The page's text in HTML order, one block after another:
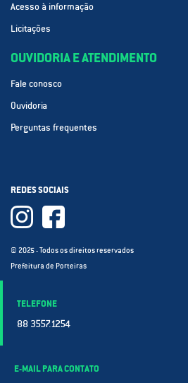
Acesso à informação
Licitações
OUVIDORIA E ATENDIMENTO
Fale conosco
Ouvidoria
Perguntas frequentes
REDES SOCIAIS
© 2025 - Todos os direitos reservados
Prefeitura de Porteiras
TELEFONE
88 3557.1254
E-MAIL PARA CONTATO